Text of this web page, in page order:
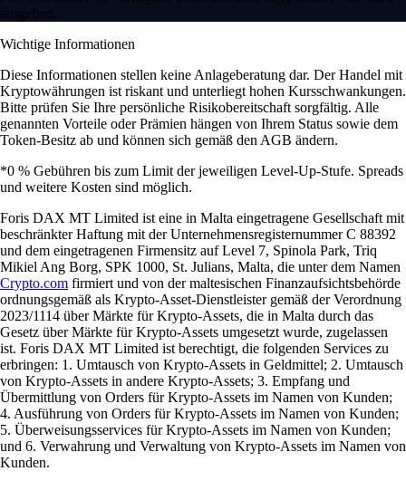
ausgeben.
Wichtige Informationen
Diese Informationen stellen keine Anlageberatung dar. Der Handel mit
Kryptowährungen ist riskant und unterliegt hohen Kursschwankungen.
Bitte prüfen Sie Ihre persönliche Risikobereitschaft sorgfältig. Alle
genannten Vorteile oder Prämien hängen von Ihrem Status sowie dem
Token-Besitz ab und können sich gemäß den AGB ändern.
*0 % Gebühren bis zum Limit der jeweiligen Level-Up-Stufe. Spreads
und weitere Kosten sind möglich.
Foris DAX MT Limited ist eine in Malta eingetragene Gesellschaft mit
beschränkter Haftung mit der Unternehmensregisternummer C 88392
und dem eingetragenen Firmensitz auf Level 7, Spinola Park, Triq
Mikiel Ang Borg, SPK 1000, St. Julians, Malta, die unter dem Namen
Crypto.com firmiert und von der maltesischen Finanzaufsichtsbehörde
ordnungsgemäß als Krypto-Asset-Dienstleister gemäß der Verordnung
2023/1114 über Märkte für Krypto-Assets, die in Malta durch das
Gesetz über Märkte für Krypto-Assets umgesetzt wurde, zugelassen
ist. Foris DAX MT Limited ist berechtigt, die folgenden Services zu
erbringen: 1. Umtausch von Krypto-Assets in Geldmittel; 2. Umtausch
von Krypto-Assets in andere Krypto-Assets; 3. Empfang und
Übermittlung von Orders für Krypto-Assets im Namen von Kunden;
4. Ausführung von Orders für Krypto-Assets im Namen von Kunden;
5. Überweisungsservices für Krypto-Assets im Namen von Kunden;
und 6. Verwahrung und Verwaltung von Krypto-Assets im Namen von
Kunden.